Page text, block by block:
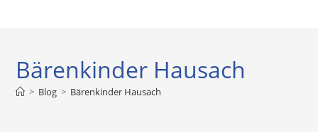
Bärenkinder Hausach
> Blog > Bärenkinder Hausach